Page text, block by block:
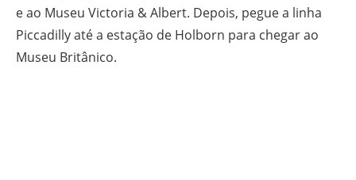
e ao Museu Victoria & Albert. Depois, pegue a linha
Piccadilly até a estação de Holborn para chegar ao
Museu Britânico.